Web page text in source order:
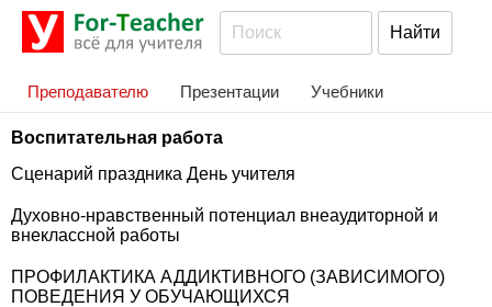
Преподавателю Презентации Учебники
Воспитательная работа
Сценарий праздника День учителя
Духовно-нравственный потенциал внеаудиторной и
внеклассной работы
ПРОФИЛАКТИКА АДДИКТИВНОГО (ЗАВИСИМОГО)
ПОВЕДЕНИЯ У ОБУЧАЮЩИХСЯ